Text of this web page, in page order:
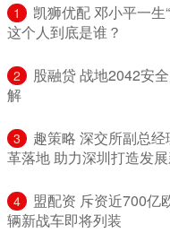
1
凯狮优配 邓小平一生
这个人到底是谁？
2
股融贷 战地2042安
解
3
趣策略 深交所副总
革落地 助力深圳打造发
4
盟配资 斥资近700亿
辆新战车即将列装